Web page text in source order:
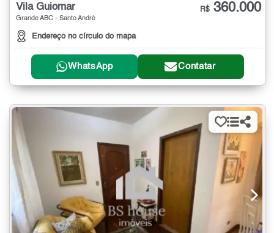
Vila Guiomar
Grande ABC - Santo André
Endereço no círculo do mapa
R$ 360.000
WhatsApp Contatar